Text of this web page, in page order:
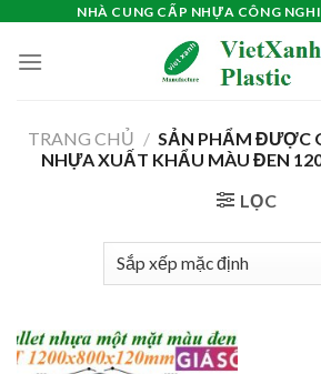
content
NHÀ CUNG CẤP NHỰA CÔNG
TRANG CHỦ / SẢN PHẨM ĐƯỢC
NHỰA XUẤT KHẨU MÀU ĐEN
LỌC